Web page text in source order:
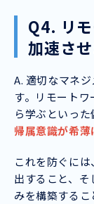
Q4. リ
加速さ
A. 適切なマネ
す。リモート
ら学ぶといっ
帰属意識が希薄
これを防ぐに
出すること、
みを構築するこ